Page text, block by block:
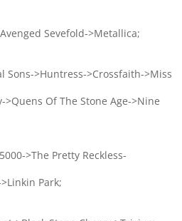
Sevefold->Metallica;
Sons->Huntress->Crossfaith->Miss
Of The Stone Age->Nine
>The Pretty Reckless-
Park;